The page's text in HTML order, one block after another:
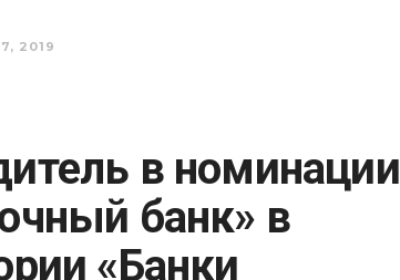
2019
в номинации
банк» в
«Банки